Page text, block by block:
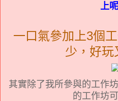
上
一口氣參加上3個
少，好玩
其實除了我所參與的工作
的工作坊